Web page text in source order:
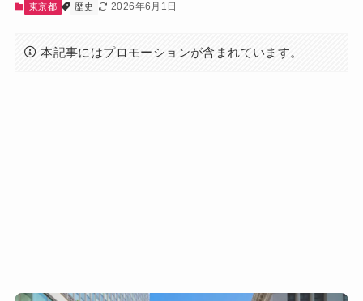
東京都 歴史 2026年6月1日
本記事にはプロモーションが含まれています。